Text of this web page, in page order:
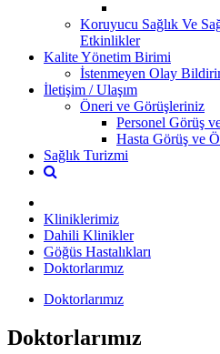
Koruyucu Sağlık Ve
Etkinlikler
Kalite Yönetim Birimi
İstenmeyen Olay
İletişim / Ulaşım
Öneri ve Görüşleriniz
Personel Görüş
Hasta Görüş ve
Sağlık Turizmi
Kliniklerimiz
Dahili Klinikler
Göğüs Hastalıkları
Doktorlarımız
Doktorlarımız
Doktorlarımız